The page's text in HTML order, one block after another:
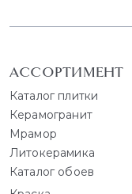
АССОРТИМЕНТ
Каталог плитки
Керамогранит
Мрамор
Литокерамика
Каталог обоев